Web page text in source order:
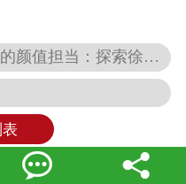
上一篇 : 美丽庭院乡村振兴的颜值担当：探索徐州市的庭院文化
 